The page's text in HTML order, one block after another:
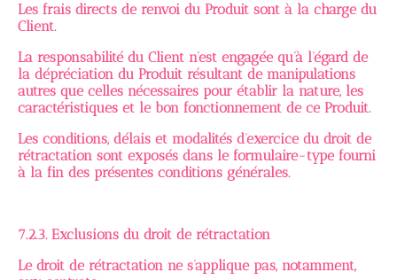
Les frais directs de renvoi du Produit sont à la charge du
Client.
La responsabilité du Client n’est engagée qu’à l’égard de
la dépréciation du Produit résultant de manipulations
autres que celles nécessaires pour établir la nature, les
caractéristiques et le bon fonctionnement de ce Produit.
Les conditions, délais et modalités d’exercice du droit de
rétractation sont exposés dans le formulaire-type fourni
à la fin des présentes conditions générales.
7.2.3. Exclusions du droit de rétractation
Le droit de rétractation ne s’applique pas, notamment,